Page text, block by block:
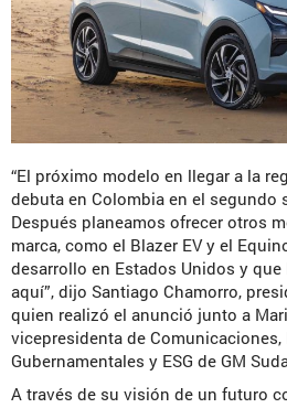
“El próximo modelo en llegar a la
debuta en Colombia en el segundo
Después planeamos ofrecer otros
marca, como el Blazer EV y el
desarrollo en Estados Unidos y
aquí”, dijo Santiago Chamorro,
quien realizó el anunció junto a
vicepresidenta de Comunicaciones,
Gubernamentales y ESG de GM
A través de su visión de un futuro